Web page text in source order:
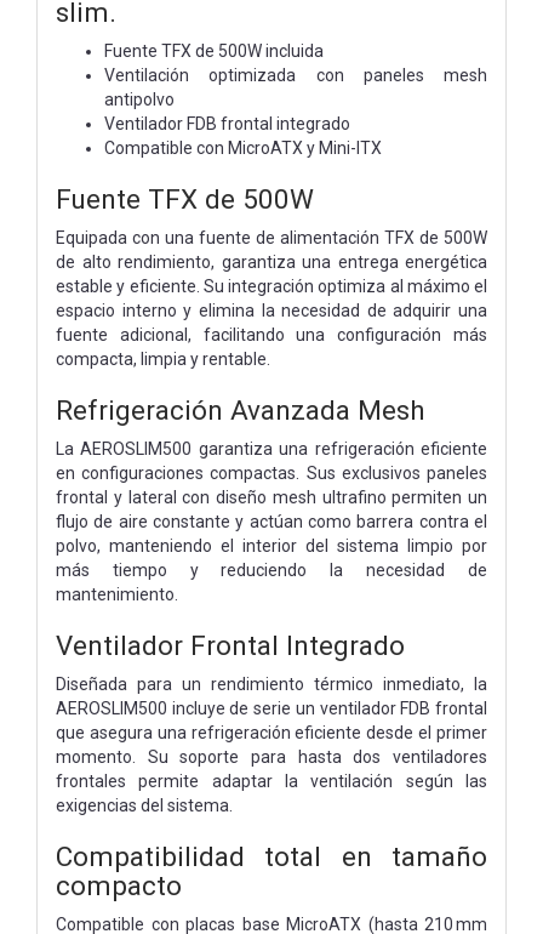
slim.
Fuente TFX de 500W incluida
Ventilación optimizada con paneles mesh
antipolvo
Ventilador FDB frontal integrado
Compatible con MicroATX y Mini-ITX
Fuente TFX de 500W
Equipada con una fuente de alimentación TFX de 500W
de alto rendimiento, garantiza una entrega energética
estable y eficiente. Su integración optimiza al máximo el
espacio interno y elimina la necesidad de adquirir una
fuente adicional, facilitando una configuración más
compacta, limpia y rentable.
Refrigeración Avanzada Mesh
La AEROSLIM500 garantiza una refrigeración eficiente
en configuraciones compactas. Sus exclusivos paneles
frontal y lateral con diseño mesh ultrafino permiten un
flujo de aire constante y actúan como barrera contra el
polvo, manteniendo el interior del sistema limpio por
más tiempo y reduciendo la necesidad de
mantenimiento.
Ventilador Frontal Integrado
Diseñada para un rendimiento térmico inmediato, la
AEROSLIM500 incluye de serie un ventilador FDB frontal
que asegura una refrigeración eficiente desde el primer
momento. Su soporte para hasta dos ventiladores
frontales permite adaptar la ventilación según las
exigencias del sistema.
Compatibilidad total en tamaño
compacto
Compatible con placas base MicroATX (hasta 210 mm